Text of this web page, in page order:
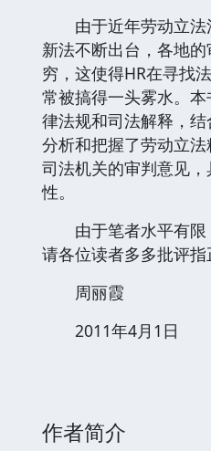
由于近年劳动立法
新法不断出台，各地
穷，这使得HR在寻找
常被搞得一头雾水。
律法规和司法解释，
分析和把握了劳动立
司法机关的审判意见
性。
由于笔者水平有限
请各位读者多多批评指
周丽霞
2011年4月1日
作者简介